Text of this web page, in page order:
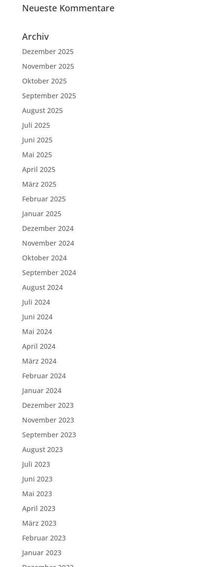
Neueste Kommentare
Archiv
Dezember 2025
November 2025
Oktober 2025
September 2025
August 2025
Juli 2025
Juni 2025
Mai 2025
April 2025
März 2025
Februar 2025
Januar 2025
Dezember 2024
November 2024
Oktober 2024
September 2024
August 2024
Juli 2024
Juni 2024
Mai 2024
April 2024
März 2024
Februar 2024
Januar 2024
Dezember 2023
November 2023
September 2023
August 2023
Juli 2023
Juni 2023
Mai 2023
April 2023
März 2023
Februar 2023
Januar 2023